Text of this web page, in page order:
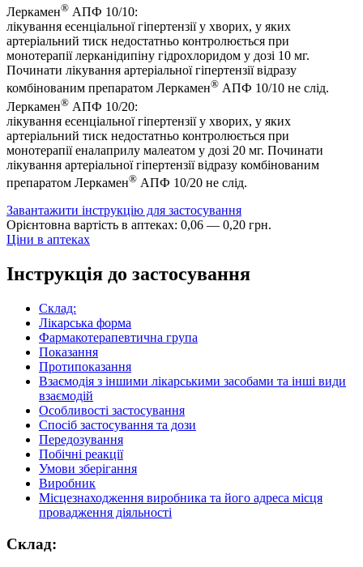
Леркамен® АПФ 10/10:
лікування есенціальної гіпертензії у хворих, у яких
артеріальний тиск недостатньо контролюється при
монотерапії лерканідипіну гідрохлоридом у дозі 10 мг.
Починати лікування артеріальної гіпертензії відразу
комбінованим препаратом Леркамен® АПФ 10/10 не слід.
Леркамен® АПФ 10/20:
лікування есенціальної гіпертензії у хворих, у яких
артеріальний тиск недостатньо контролюється при
монотерапії еналаприлу малеатом у дозі 20 мг. Починати
лікування артеріальної гіпертензії відразу комбінованим
препаратом Леркамен® АПФ 10/20 не слід.
Завантажити інструкцію для застосування
Орієнтовна вартість в аптеках: 0,06 — 0,20 грн.
Ціни в аптеках
Інструкція до застосування
Склад:
Лікарська форма
Фармакотерапевтична група
Показання
Протипоказання
Взаємодія з іншими лікарськими засобами та інші види
взаємодій
Особливості застосування
Спосіб застосування та дози
Передозування
Побічні реакції
Умови зберігання
Виробник
Місцезнаходження виробника та його адреса місця
провадження діяльності
Склад: